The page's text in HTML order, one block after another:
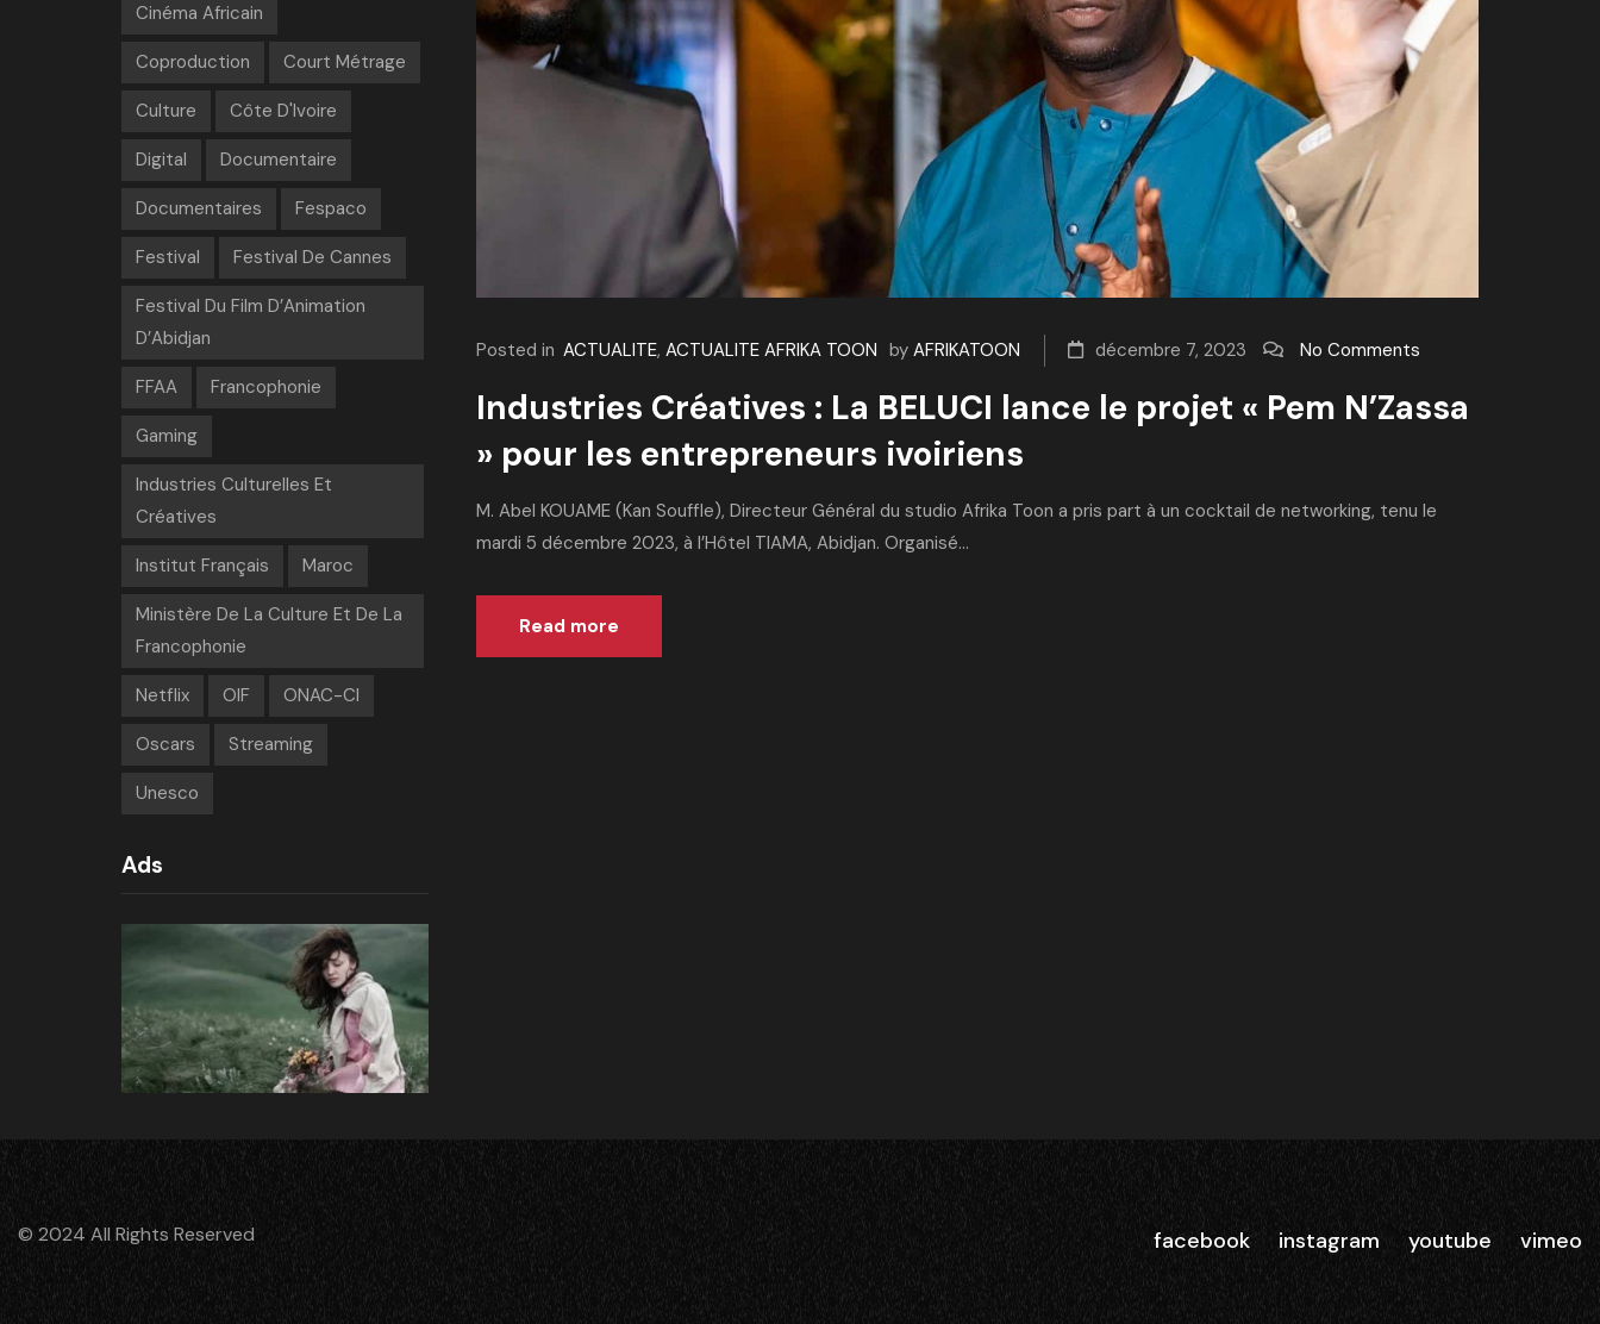
Posted in ACTUALITE, ACTUALITE AFRIKA TOON by AFRIKATOON décembre 7, 2023 No Comments
Industries Créatives : La BELUCI lance le projet « Pem N’Zassa
» pour les entrepreneurs ivoiriens
M. Abel KOUAME (Kan Souffle), Directeur Général du studio Afrika Toon a pris part à un cocktail de networking, tenu le
mardi 5 décembre 2023, à l’Hôtel TIAMA, Abidjan. Organisé...
Read more
Cinéma Africain
Coproduction Court Métrage
Culture Côte D'Ivoire
Digital Documentaire
Documentaires Fespaco
Festival Festival De Cannes
Festival Du Film D’Animation
D’Abidjan
FFAA Francophonie
Gaming
Industries Culturelles Et
Créatives
Institut Français Maroc
Ministère De La Culture Et De La
Francophonie
Netflix OIF ONAC-CI
Oscars Streaming
Unesco
Ads
© 2024 All Rights Reserved facebook instagram youtube vimeo